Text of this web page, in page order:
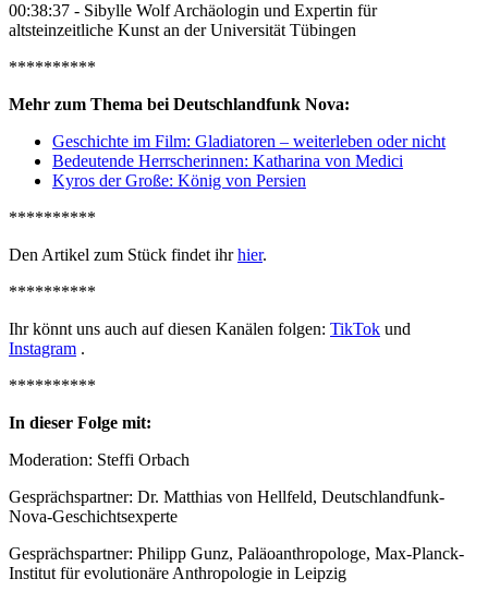
00:38:37 - Sibylle Wolf Archäologin und Expertin für
altsteinzeitliche Kunst an der Universität Tübingen
**********
Mehr zum Thema bei Deutschlandfunk Nova:
Geschichte im Film: Gladiatoren – weiterleben oder nicht
Bedeutende Herrscherinnen: Katharina von Medici
Kyros der Große: König von Persien
**********
Den Artikel zum Stück findet ihrhier.
**********
Ihr könnt uns auch auf diesen Kanälen folgen: TikTok und
Instagram .
**********
In dieser Folge mit:
Moderation: Steffi Orbach
Gesprächspartner: Dr. Matthias von Hellfeld, Deutschlandfunk-
Nova-Geschichtsexperte
Gesprächspartner: Philipp Gunz, Paläoanthropologe, Max-Planck-
Institut für evolutionäre Anthropologie in Leipzig